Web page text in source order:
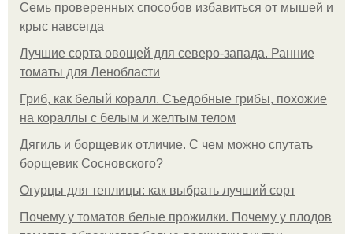
Семь проверенных способов избавиться от мышей и
крыс навсегда
Лучшие сорта овощей для северо-запада. Ранние
томаты для Ленобласти
Гриб, как белый коралл. Съедобные грибы, похожие
на кораллы с белым и желтым телом
Дягиль и борщевик отличие. С чем можно спутать
борщевик Сосновского?
Огурцы для теплицы: как выбрать лучший сорт
Почему у томатов белые прожилки. Почему у плодов